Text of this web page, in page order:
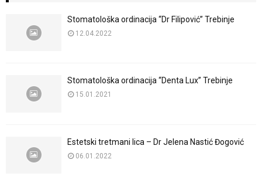
Stomatološka ordinacija “Dr Filipović” Trebinje
12.04.2022
Stomatološka ordinacija “Denta Lux” Trebinje
15.01.2021
Estetski tretmani lica – Dr Jelena Nastić Đogović
06.01.2022